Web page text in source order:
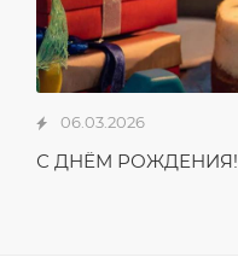
06.03.2026
С ДНЁМ РОЖДЕНИЯ!